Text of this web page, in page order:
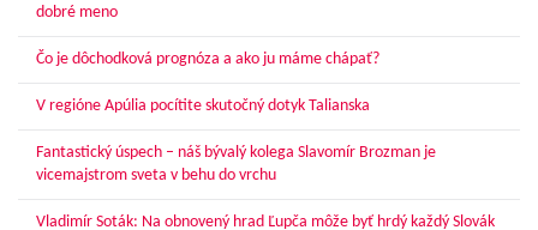
dobré meno
Čo je dôchodková prognóza a ako ju máme chápať?
V regióne Apúlia pocítite skutočný dotyk Talianska
Fantastický úspech – náš bývalý kolega Slavomír Brozman je
vicemajstrom sveta v behu do vrchu
Vladimír Soták: Na obnovený hrad Ľupča môže byť hrdý každý Slovák